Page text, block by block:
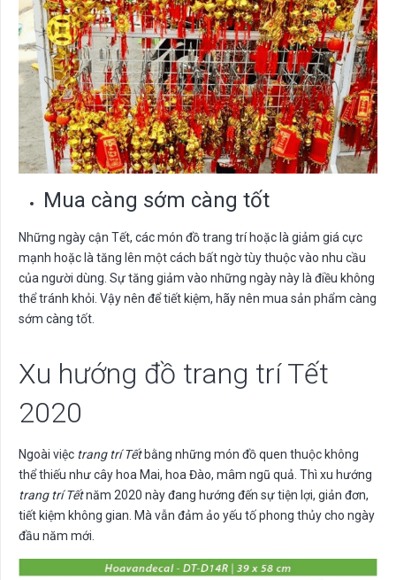
Mua càng sớm càng tốt
Những ngày cận Tết, các món đồ trang trí hoặc là giảm giá cực
mạnh hoặc là tăng lên một cách bất ngờ tùy thuộc vào nhu cầu
của người dùng. Sự tăng giảm vào những ngày này là điều không
thể tránh khỏi. Vậy nên để tiết kiệm, hãy nên mua sản phẩm càng
sớm càng tốt.
Xu hướng đồ trang trí Tết
2020
Ngoài việc trang trí Tếtbằng những món đồ quen thuộc không
thể thiếu như cây hoa Mai, hoa Đào, mâm ngũ quả. Thì xu hướng
trang trí Tếtnăm 2020 này đang hướng đến sự tiện lợi, giản đơn,
tiết kiệm không gian. Mà vẫn đảm ảo yếu tố phong thủy cho ngày
đầu năm mới.